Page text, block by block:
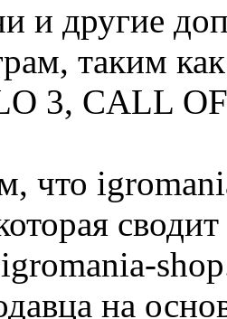
и другие
таким
3, CALL
что
на